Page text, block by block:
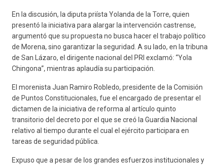
En la discusión, la diputa priísta Yolanda de la Torre, quien
presentó la iniciativa para alargar la intervención castrense,
argumentó que su propuesta no busca hacer el trabajo político
de Morena, sino garantizar la seguridad. A su lado, en la tribuna
de San Lázaro, el dirigente nacional del PRI exclamó: “Yola
Chingona”, mientras aplaudía su participación.
El morenista Juan Ramiro Robledo, presidente de la Comisión
de Puntos Constitucionales, fue el encargado de presentar el
dictamen de la iniciativa de reforma al artículo quinto
transitorio del decreto por el que se creó la Guardia Nacional
relativo al tiempo durante el cual el ejército participara en
tareas de seguridad pública.
Expuso que a pesar de los grandes esfuerzos institucionales y